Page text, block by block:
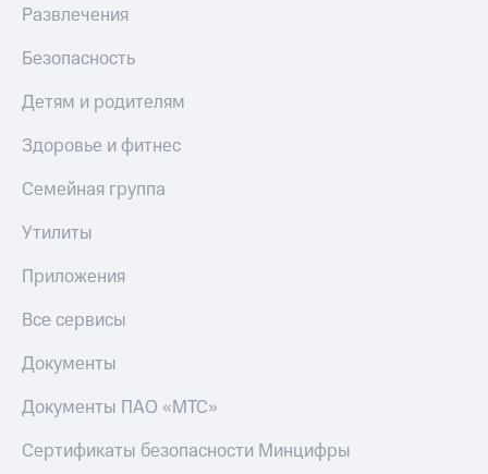
Развлечения
Безопасность
Детям и родителям
Здоровье и фитнес
Семейная группа
Утилиты
Приложения
Все сервисы
Документы
Документы ПАО «МТС»
Сертификаты безопасности Минцифры